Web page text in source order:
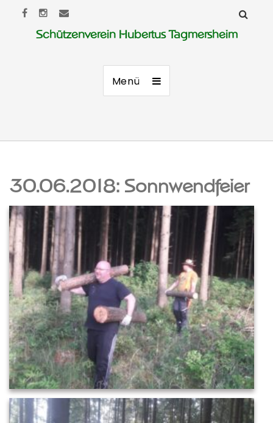
Schützenverein Hubertus Tagmersheim
Menü
30.06.2018: Sonnwendfeier